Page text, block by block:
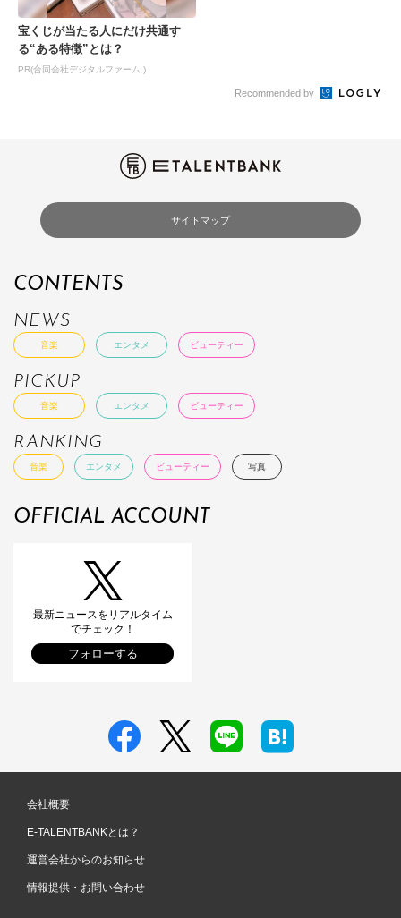
宝くじが当たる人にだけ共通す
る“ある特徴”とは？
PR(合同会社デジタルファーム )
Recommended by
サイトマップ
CONTENTS
NEWS
音楽 エンタメ ビューティー
PICKUP
音楽 エンタメ ビューティー
RANKING
音楽 エンタメ ビューティー 写真
OFFICIAL ACCOUNT
最新ニュースをリアルタイム
でチェック！
フォローする
会社概要
E-TALENTBANKとは？
運営会社からのお知らせ
情報提供・お問い合わせ